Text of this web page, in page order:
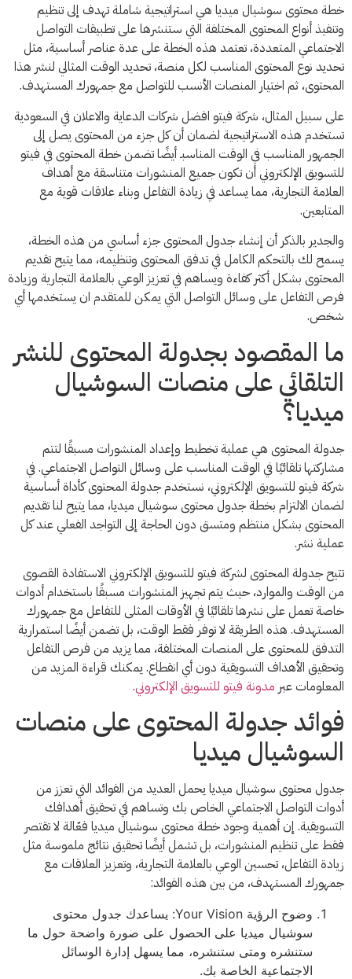
خطة محتوى سوشيال ميديا هي استراتيجية شاملة تهدف إلى تنظيم
وتنفيذ أنواع المحتوى المختلفة التي ستنشرها على تطبيقات التواصل
الاجتماعي المتعددة، تعتمد هذه الخطة على عدة عناصر أساسية، مثل
تحديد نوع المحتوى المناسب لكل منصة، تحديد الوقت المثالي لنشر هذا
المحتوى، ثم اختيار المنصات الأنسب للتواصل مع جمهورك المستهدف.
على سبيل المثال، شركة فيتو افضل شركات الدعاية والاعلان في السعودية
تستخدم هذه الاستراتيجية لضمان أن كل جزء من المحتوى يصل إلى
الجمهور المناسب في الوقت المناسبـ أيضًا تضمن خطة المحتوى في فيتو
للتسويق الإلكتروني أن تكون جميع المنشورات متناسقة مع أهداف
العلامة التجارية، مما يساعد في زيادة التفاعل وبناء علاقات قوية مع
المتابعين.
والجدير بالذكر أن إنشاء جدول المحتوى جزء أساسي من هذه الخطة،
يسمح لك بالتحكم الكامل في تدفق المحتوى وتنظيمه، مما يتيح تقديم
المحتوى بشكل أكثر كفاءة ويساهم في تعزيز الوعي بالعلامة التجارية وزيادة
فرص التفاعل على وسائل التواصل التي يمكن للمتقدم ان يستخدمها أي
شخص.
ما المقصود بجدولة المحتوى للنشر
التلقائي على منصات السوشيال
ميديا؟
جدولة المحتوى هي عملية تخطيط وإعداد المنشورات مسبقًا لتتم
مشاركتها تلقائيًا في الوقت المناسب على وسائل التواصل الاجتماعي. في
شركة فيتو للتسويق الإلكتروني، نستخدم جدولة المحتوى كأداة أساسية
لضمان الالتزام بخطة جدول محتوى سوشيال ميديا، مما يتيح لنا تقديم
المحتوى بشكل منتظم ومتسق دون الحاجة إلى التواجد الفعلي عند كل
عملية نشر.
تتيح جدولة المحتوى لشركة فيتو للتسويق الإلكتروني الاستفادة القصوى
من الوقت والموارد، حيث يتم تجهيز المنشورات مسبقًا باستخدام أدوات
خاصة تعمل على نشرها تلقائيًا في الأوقات المثلى للتفاعل مع جمهورك
المستهدف. هذه الطريقة لا توفر فقط الوقت، بل تضمن أيضًا استمرارية
التدفق للمحتوى على المنصات المختلفة، مما يزيد من فرص التفاعل
وتحقيق الأهداف التسويقية دون أي انقطاع. يمكنك قراءة المزيد من
المعلومات عبر مدونة فيتو للتسويق الإلكتروني.
فوائد جدولة المحتوى على منصات
السوشيال ميديا
جدول محتوى سوشيال ميديا يحمل العديد من الفوائد التي تعزز من
أدوات التواصل الاجتماعي الخاص بك وتساهم في تحقيق أهدافك
التسويقية. إن أهمية وجود خطة محتوى سوشيال ميديا فعّالة لا تقتصر
فقط على تنظيم المنشورات، بل تشمل أيضًا تحقيق نتائج ملموسة مثل
زيادة التفاعل، تحسين الوعي بالعلامة التجارية، وتعزيز العلاقات مع
جمهورك المستهدف، من بين هذه الفوائد:
وضوح الرؤية Your Vision: يساعدك جدول محتوى
سوشيال ميديا على الحصول على صورة واضحة حول ما
ستنشره ومتى ستنشره، مما يسهل إدارة الوسائل
الاجتماعية الخاصة بك.